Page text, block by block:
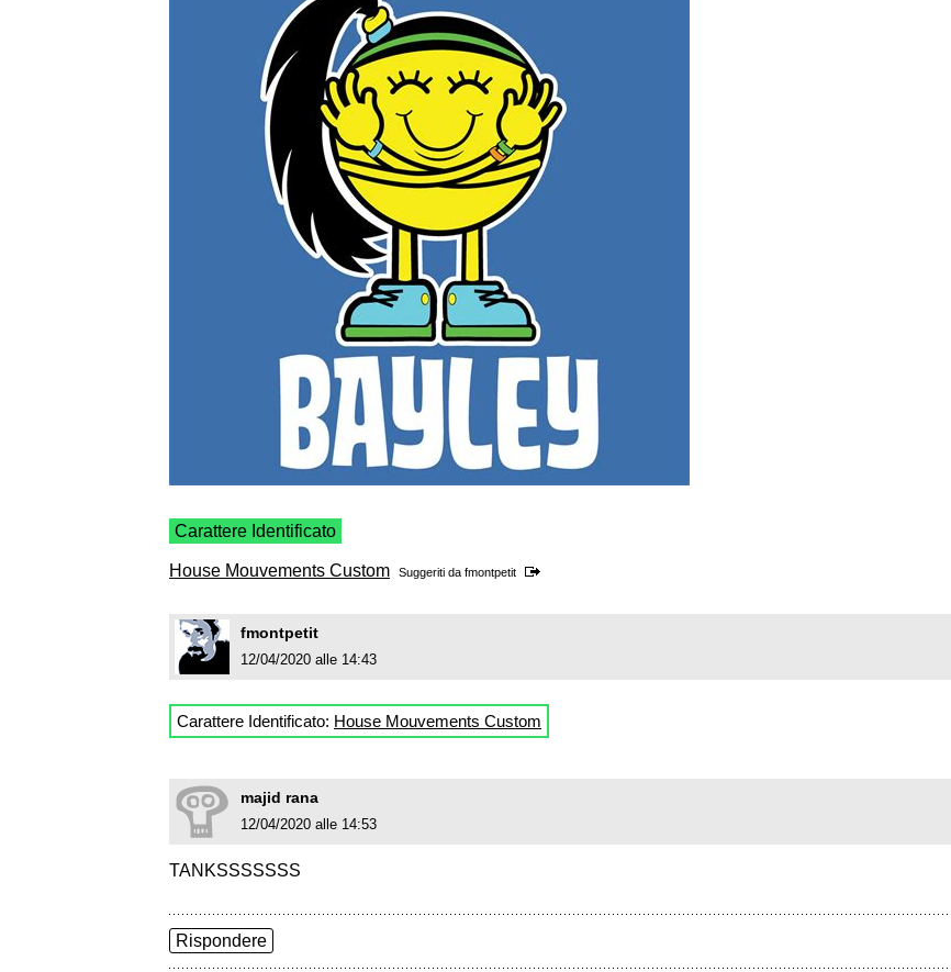
Carattere Identificato
House Mouvements Custom Suggeriti da fmontpetit
fmontpetit
12/04/2020 alle 14:43
Carattere Identificato: House Mouvements Custom
majid rana
12/04/2020 alle 14:53
TANKSSSSSSS
Rispondere